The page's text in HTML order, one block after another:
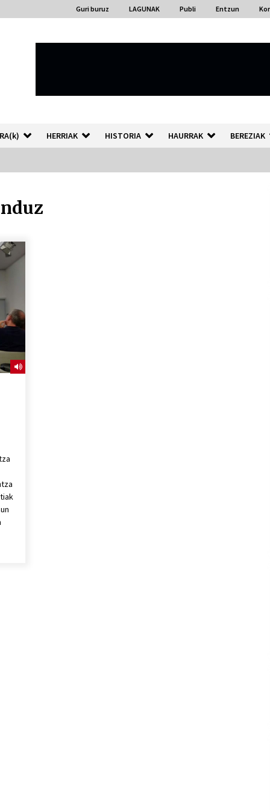
Guri buruz LAGUNAK Publi Entzun
HERRIAK HISTORIA HAURRAK BEREZIAK